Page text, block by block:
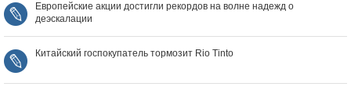
Европейские акции достигли рекордов на волне надежд о
деэскалации
Китайский госпокупатель тормозит Rio Tinto